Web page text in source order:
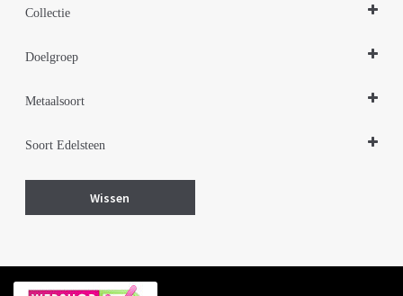
Collectie
Sieraden Edelstenen
Doelgroep
Metaalsoort
Soort Edelsteen
Wissen